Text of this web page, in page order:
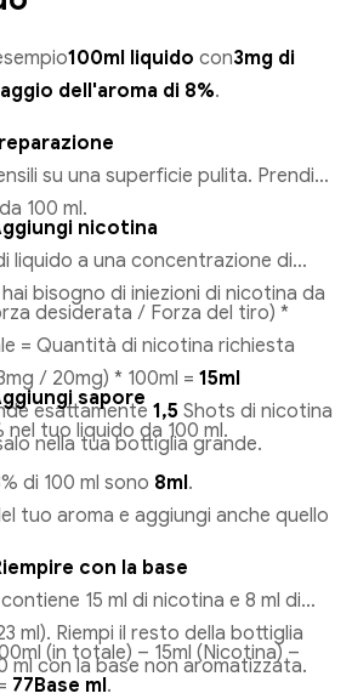
100ml liquido con3mg di
dell'aroma di 8%.
su una superficie pulita. Prendi
100 ml.
nicotina
liquido a una concentrazione di
bisogno di iniezioni di nicotina da
desiderata / Forza del tiro) *
= Quantità di nicotina richiesta
/ 20mg) * 100ml = 15ml
esattamente 1,5 Shots di nicotina
nella tua bottiglia grande.
sapore
nel tuo liquido da 100 ml.
di 100 ml sono 8ml.
tuo aroma e aggiungi anche quello
con la base
15 ml di nicotina e 8 ml di
ml). Riempi il resto della bottiglia
ml con la base non aromatizzata.
(in totale) – 15ml (Nicotina) –
77Base ml.